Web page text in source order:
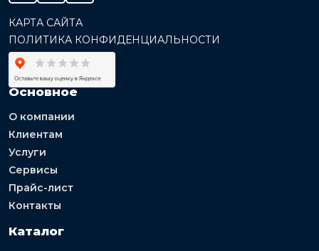
КАРТА САЙТА
ПОЛИТИКА КОНФИДЕНЦИАЛЬНОСТИ
Основное
О компании
Клиентам
Услуги
Сервисы
Прайс-лист
Контакты
Каталог